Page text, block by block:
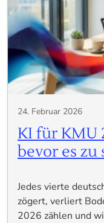
24. Februar 2026
KI für KMU
bevor es zu
Jedes vierte
zögert, verliert
2026 zählen und